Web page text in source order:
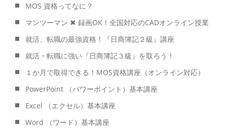
MOS 資格ってなに？
マンツーマン ✖ 録画OK！全国対応のCADオンライン授業
就活、転職の最強資格！『日商簿記２級』講座
就活・転職に強い『日商簿記３級』を取ろう！
１か月で取得できる！MOS資格講座（オンライン対応）
PowerPoint （パワーポイント）基本講座
Excel （エクセル）基本講座
Word （ワード）基本講座